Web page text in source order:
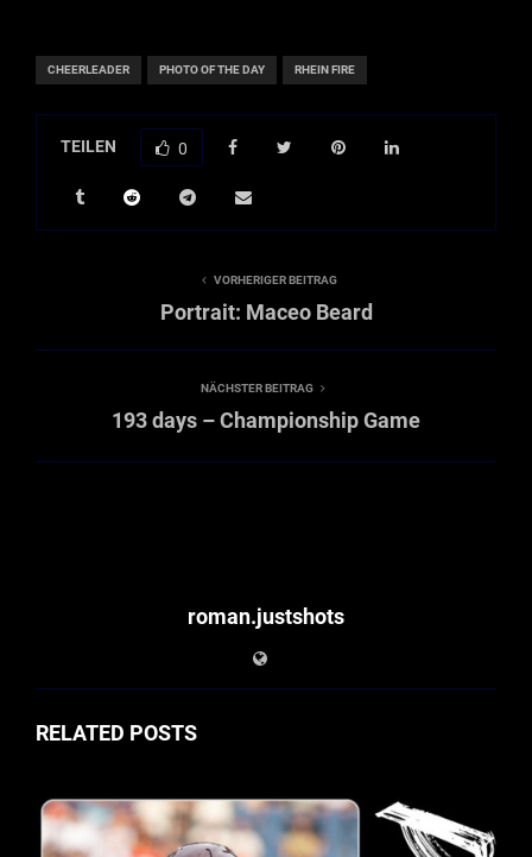
CHEERLEADER PHOTO OF THE DAY RHEIN FIRE
TEILEN 0
VORHERIGER BEITRAG
Portrait: Maceo Beard
NÄCHSTER BEITRAG
193 days – Championship Game
roman.justshots
RELATED POSTS